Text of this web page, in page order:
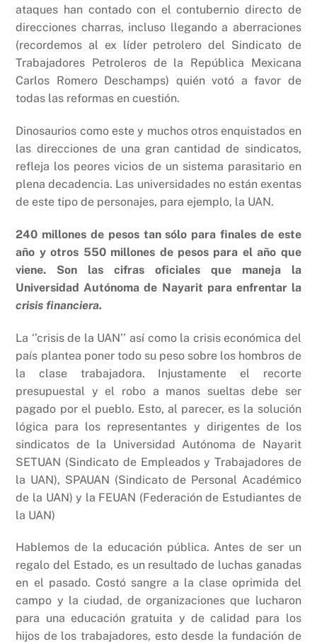
ataques han contado con el contubernio directo de
direcciones charras, incluso llegando a aberraciones
(recordemos al ex líder petrolero del Sindicato de
Trabajadores Petroleros de la República Mexicana
Carlos Romero Deschamps) quién votó a favor de
todas las reformas en cuestión.
Dinosaurios como este y muchos otros enquistados en
las direcciones de una gran cantidad de sindicatos,
refleja los peores vicios de un sistema parasitario en
plena decadencia. Las universidades no están exentas
de este tipo de personajes, para ejemplo, la UAN.
240 millones de pesos tan sólo para finales de este
año y otros 550 millones de pesos para el año que
viene. Son las cifras oficiales que maneja la
Universidad Autónoma de Nayarit para enfrentar la
crisis financiera.
La ‘’crisis de la UAN’’ así como la crisis económica del
país plantea poner todo su peso sobre los hombros de
la clase trabajadora. Injustamente el recorte
presupuestal y el robo a manos sueltas debe ser
pagado por el pueblo. Esto, al parecer, es la solución
lógica para los representantes y dirigentes de los
sindicatos de la Universidad Autónoma de Nayarit
SETUAN (Sindicato de Empleados y Trabajadores de
la UAN), SPAUAN (Sindicato de Personal Académico
de la UAN) y la FEUAN (Federación de Estudiantes de
la UAN)
Hablemos de la educación pública. Antes de ser un
regalo del Estado, es un resultado de luchas ganadas
en el pasado. Costó sangre a la clase oprimida del
campo y la ciudad, de organizaciones que lucharon
para una educación gratuita y de calidad para los
hijos de los trabajadores, esto desde la fundación de